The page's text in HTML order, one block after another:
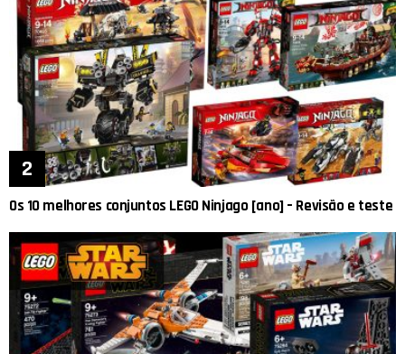
Os 10 melhores conjuntos LEGO Ninjago [ano] – Revisão e teste